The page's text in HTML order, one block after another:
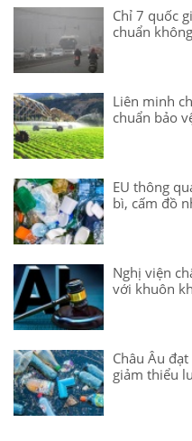
Chỉ 7 quốc
chuẩn
Liên minh
chuẩn bảo
EU thông
bì, cấm đồ
Nghị viện
với khuôn
Châu Âu
giảm thiểu